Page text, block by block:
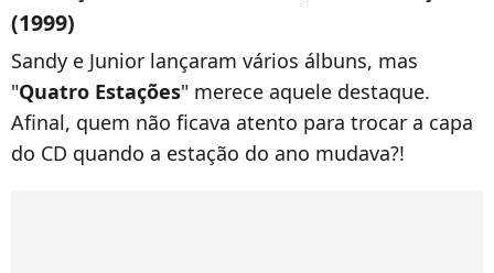
(1999)
Sandy e Junior lançaram vários álbuns, mas
"Quatro Estações" merece aquele destaque.
Afinal, quem não ficava atento para trocar a capa
do CD quando a estação do ano mudava?!